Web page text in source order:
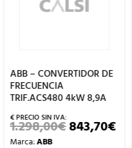
ABB – CONVERTIDOR DE
FRECUENCIA
TRIF.ACS480 4kW 8,9A
1.298,00€EL
PRECIO
843,70€EL
Marca:ABB